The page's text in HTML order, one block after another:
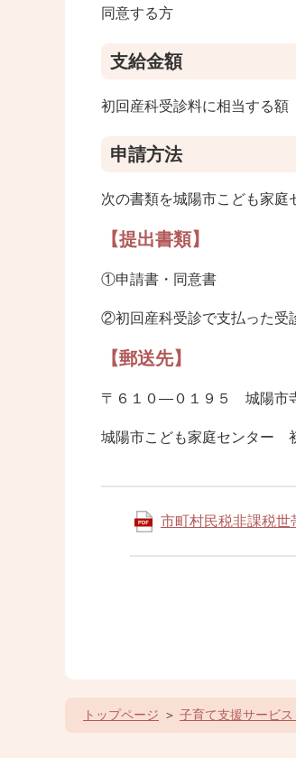
同意する方
支給金額
初回産科受診料に相当する額
申請方法
次の書類を城陽市こども家庭
【提出書類】
①申請書・同意書
②初回産科受診で支払った受
【郵送先】
〒６１０―０１９５ 城陽市
城陽市こども家庭センター
市町村民税非課税世
トップページ 子育て支援サービス